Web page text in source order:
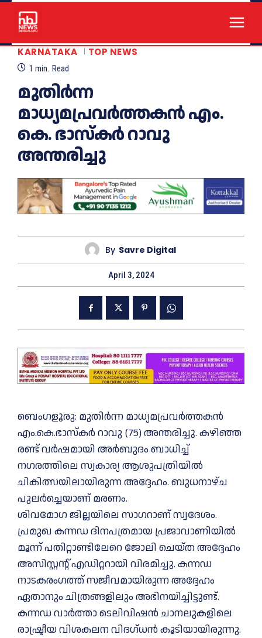
KARNATAKA TOP NEWS
1 min. Read
മുതിർന്ന
മാധ്യമപ്രവർത്തകൻ എം.
കെ. ഭാസ്കർ റാവു
അന്തരിച്ചു
By Savre Digital
April 3, 2024
ബെംഗളൂരു: മുതിർന്ന മാധ്യമപ്രവർത്തകൻ
എം.കെ.ഭാസ്കർ റാവു (75) അന്തരിച്ചു. കഴിഞ്ഞ
രണ്ട് വർഷമായി അർബുദം ബാധിച്ച്
നഗരത്തിലെ സ്വകാര്യ ആശുപത്രിയിൽ
ചികിത്സയിലായിരുന്ന അദ്ദേഹം. ബുധനാഴ്ച
പുലർച്ചെയാണ് മരണം.
ശിവമോഗ ജില്ലയിലെ സാഗറാണ് സ്വദേശം.
പ്രമുഖ കന്നഡ ദിനപത്രമായ പ്രജാവാണിയിൽ
മൂന്ന് പതിറ്റാണ്ടിലേറെ ജോലി ചെയ്ത അദ്ദേഹം
അസിസ്റ്റൻ്റ് എഡിറ്ററായി വിരമിച്ചു. കന്നഡ
നാടകരംഗത്ത് സജീവമായിരുന്ന അദ്ദേഹം
ഏതാനും ചിത്രങ്ങളിലും അഭിനയിച്ചിട്ടുണ്ട്.
കന്നഡ വാർത്താ ടെലിവിഷൻ ചാനലുകളിലെ
രാഷ്ട്രീയ വിശകലന വിദഗ്ധൻ കൂടിയായിരുന്നു.